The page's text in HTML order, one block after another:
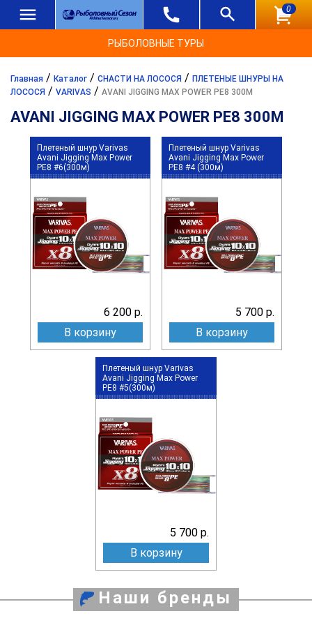
0
РЫБОЛОВНЫЕ ТУРЫ
Главная / Каталог / СНАСТИ НА ЛОСОСЯ / ПЛЕТЕНЫЕ ШНУРЫ НА
ЛОСОСЯ / VARIVAS / AVANI JIGGING MAX POWER PE8 300M
AVANI JIGGING MAX POWER PE8 300M
Плетеный шнур Varivas
Avani Jigging Max Power
PE8 #6(300м)
6 200 р.
В корзину
Плетеный шнур Varivas
Avani Jigging Max Power
PE8 #4 (300м)
5 700 р.
В корзину
Плетеный шнур Varivas
Avani Jigging Max Power
PE8 #5(300м)
5 700 р.
В корзину
Наши бренды